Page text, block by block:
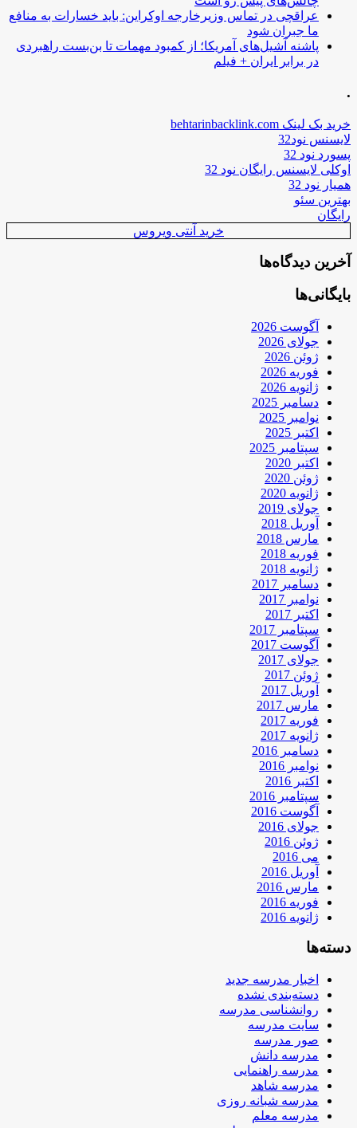
عراقچی در تماس وزیرخارجه اوکراین: باید خسارات به منافع
ما جبران شود
پاشنه آشیل‌های آمریکا؛ از کمبود مهمات تا بن‌بست راهبردی
در برابر ایران + فیلم
.
خرید بک لینک behtarinbacklink.com
لایسنس نود32
پسورد نود 32
اوکلی لایسنس رایگان نود 32
همیار نود 32
بهترین سئو
رایگان
خرید آنتی ویروس
آخرین دیدگاه‌ها
بایگانی‌ها
آگوست 2026
جولای 2026
ژوئن 2026
فوریه 2026
ژانویه 2026
دسامبر 2025
نوامبر 2025
اکتبر 2025
سپتامبر 2025
اکتبر 2020
ژوئن 2020
ژانویه 2020
جولای 2019
آوریل 2018
مارس 2018
فوریه 2018
ژانویه 2018
دسامبر 2017
نوامبر 2017
اکتبر 2017
سپتامبر 2017
آگوست 2017
جولای 2017
ژوئن 2017
آوریل 2017
مارس 2017
فوریه 2017
ژانویه 2017
دسامبر 2016
نوامبر 2016
اکتبر 2016
سپتامبر 2016
آگوست 2016
جولای 2016
ژوئن 2016
می 2016
آوریل 2016
مارس 2016
فوریه 2016
ژانویه 2016
دسته‌ها
اخبار مدرسه جدید
دسته‌بندی نشده
روانشناسی مدرسه
سایت مدرسه
صور مدرسه
مدرسه دانش
مدرسه راهنمایی
مدرسه شاهد
مدرسه شبانه روزی
مدرسه معلم